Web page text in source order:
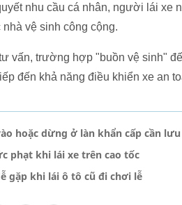
nhu cầu cá nhân, người lái xe
vệ sinh công cộng.
vấn, trường hợp "buồn vệ sinh"
đến khả năng điều khiển xe an
hoặc dừng ở làn khẩn cấp cần
phạt khi lái xe trên cao tốc
gặp khi lái ô tô cũ đi chơi lễ